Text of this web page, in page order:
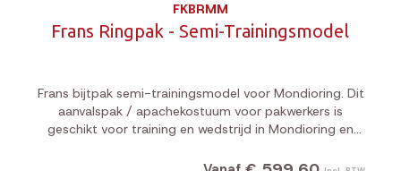
FKBRMM
Frans Ringpak - Semi-Trainingsmodel
Frans bijtpak semi-trainingsmodel voor Mondioring. Dit
aanvalspak / apachekostuum voor pakwerkers is
geschikt voor training en wedstrijd in Mondioring en